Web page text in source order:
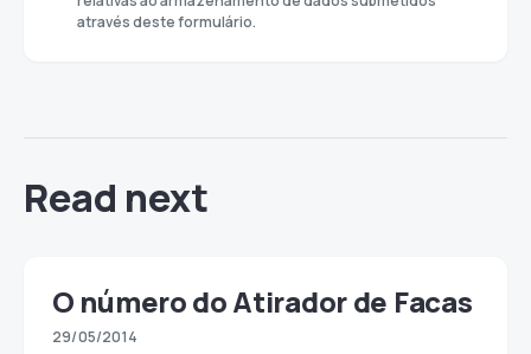
através deste formulário.
Read next
O número do Atirador de Facas
29/05/2014